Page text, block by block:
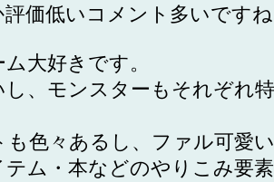
価低いコメント多いです
大好きです。
し、モンスターもそれぞれ
も色々あるし、ファル可愛
テム・本などのやりこみ要